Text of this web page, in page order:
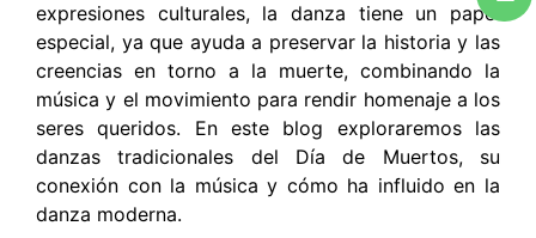
expresiones culturales, la danza tiene un papel
especial, ya que ayuda a preservar la historia y las
creencias en torno a la muerte, combinando la
música y el movimiento para rendir homenaje a los
seres queridos. En este blog exploraremos las
danzas tradicionales del Día de Muertos, su
conexión con la música y cómo ha influido en la
danza moderna.